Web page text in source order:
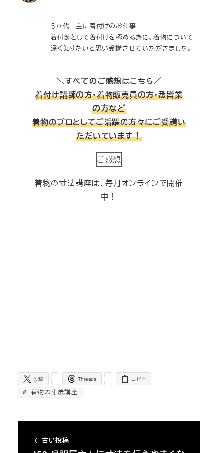
５０代 主に着付けのお仕事
着付師として着付けを極める為に、着物について
深く知りたいと思い受講させていただきました。
＼すべてのご感想はこちら／
着付け講師の方・着物販売員の方・悉皆業
の方など
着物のプロとしてご活躍の方々にご受講い
ただいています！
ご感想
着物の寸法講座は、毎月オンラインで開催
中！
-
投稿 -
Threads コピー
着物の寸法講座
古い投稿